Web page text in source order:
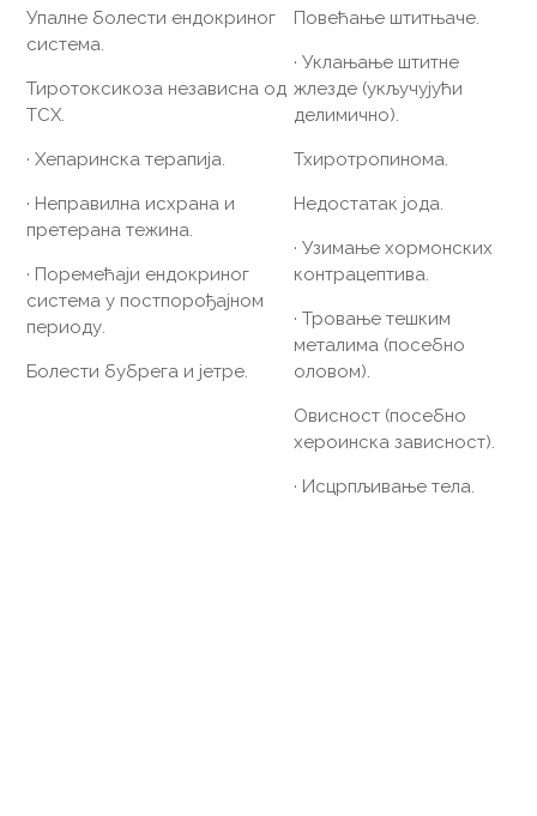
Упалне болести ендокриног
система.
Тиротоксикоза независна од
ТСХ.
· Хепаринска терапија.
· Неправилна исхрана и
претерана тежина.
· Поремећаји ендокриног
система у постпорођајном
периоду.
Болести бубрега и јетре.
Повећање штитњаче.
· Уклањање штитне
жлезде (укључујући
делимично).
Тхиротропинома.
Недостатак јода.
· Узимање хормонских
контрацептива.
· Тровање тешким
металима (посебно
оловом).
Овисност (посебно
хероинска зависност).
· Исцрпљивање тела.